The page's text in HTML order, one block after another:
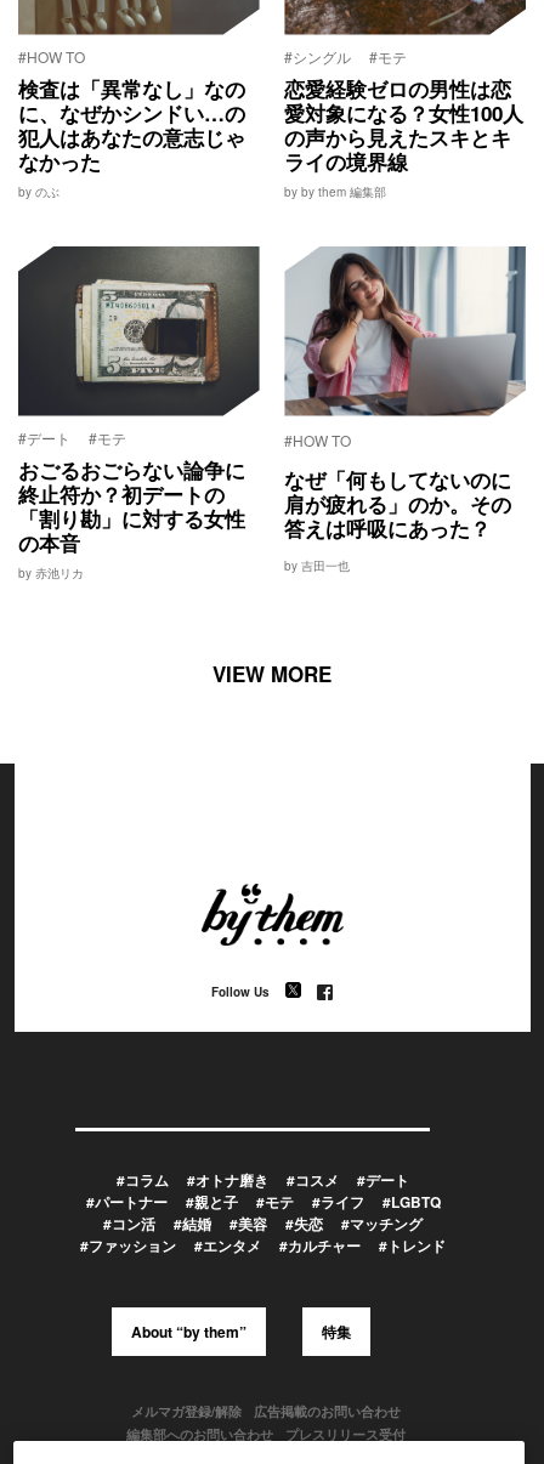
#HOW TO
検査は「異常なし」なの
に、なぜかシンドい…の
犯人はあなたの意志じゃ
なかった
by のぶ
#シングル #モテ
恋愛経験ゼロの男性は恋
愛対象になる？女性100人
の声から見えたスキとキ
ライの境界線
by by them 編集部
#デート #モテ
おごるおごらない論争に
終止符か？初デートの
「割り勘」に対する女性
の本音
by 赤池リカ
#HOW TO
なぜ「何もしてないのに
肩が疲れる」のか。その
答えは呼吸にあった？
by 吉田一也
VIEW MORE
Follow Us
#コラム #オトナ磨き #コスメ
#デート
#パートナー
#親と子 #モテ #ライフ
#LGBTQ
#コン活
#結婚 #美容 #失恋
#マッチング
#ファッション
#エンタメ #カルチャー #トレンド
About “by them” 特集
メルマガ登録/解除
広告掲載のお問い合わせ
編集部へのお問い合わせ
プレスリリース受付